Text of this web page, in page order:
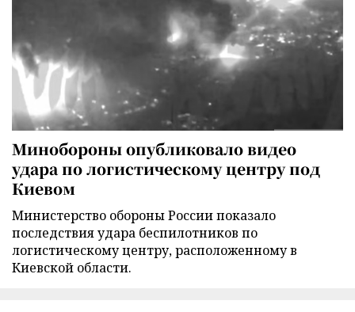
Минобороны опубликовало видео
удара по логистическому центру под
Киевом
Министерство обороны России показало
последствия удара беспилотников по
логистическому центру, расположенному в
Киевской области.